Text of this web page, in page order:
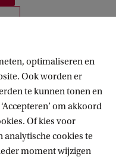
optimaliseren en
Ook worden er
te kunnen tonen en
om akkoord
Of kies voor
analytische cookies te
moment wijzigen